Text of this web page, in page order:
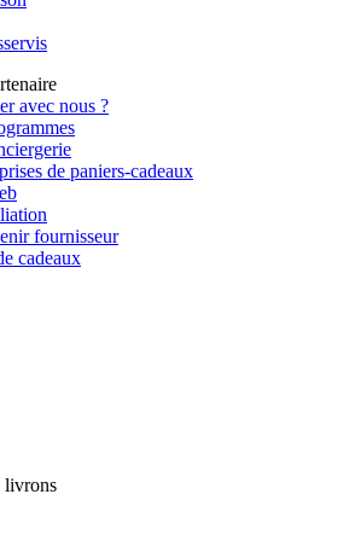
avec nous ?
de paniers-cadeaux
fournisseur
cadeaux
livrons